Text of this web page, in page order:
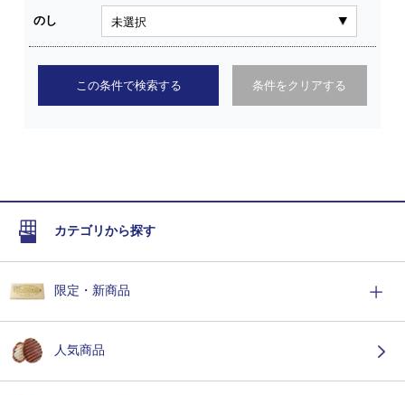
のし
この条件で検索する 条件をクリアする
カテゴリから探す
限定・新商品
人気商品